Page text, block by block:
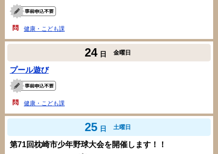
健康・こども課
24 日 金曜日
プール遊び
健康・こども課
25 日 土曜日
第71回枕崎市少年野球大会を開催します！！